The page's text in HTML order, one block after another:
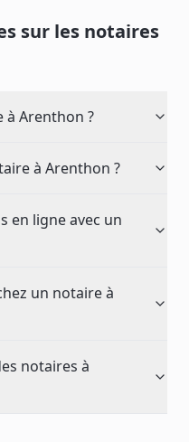
sur les notaires
Arenthon ?
à Arenthon ?
en ligne avec un
un notaire à
notaires à